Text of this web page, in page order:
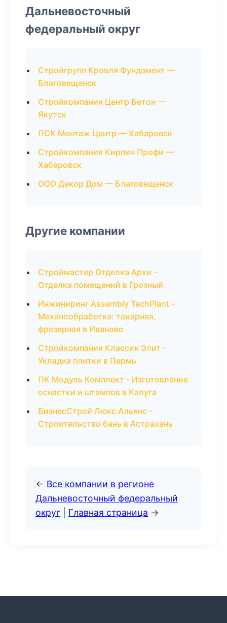
Дальневосточный
федеральный округ
Стройгрупп Кровля Фундамент —
Благовещенск
Стройкомпания Центр Бетон —
Якутск
ПСК Монтаж Центр — Хабаровск
Стройкомпания Кирпич Профи —
Хабаровск
ООО Декор Дом — Благовещенск
Другие компании
Строймастер Отделка Архи -
Отделка помещений в Грозный
Инжиниринг Assembly TechPlant -
Механообработка: токарная,
фрезерная в Иваново
Стройкомпания Классик Элит -
Укладка плитки в Пермь
ПК Модуль Комплект - Изготовление
оснастки и штампов в Калуга
БизнесСтрой Люкс Альянс -
Строительство бань в Астрахань
← Все компании в регионе
Дальневосточный федеральный
округ
Главная страница →